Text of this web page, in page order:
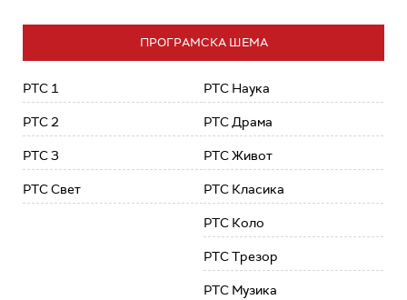
ПРОГРАМСКА ШЕМА
РТС 1
РТС 2
РТС 3
РТС Свет
РТС Наука
РТС Драма
РТС Живот
РТС Класика
РТС Коло
РТС Трезор
РТС Музика